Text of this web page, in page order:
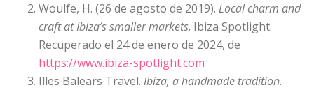
Woulfe, H. (26 de agosto de 2019). Local charm and
craft at Ibiza’s smaller markets. Ibiza Spotlight.
Recuperado el 24 de enero de 2024, de
https://www.ibiza-spotlight.com
Illes Balears Travel. Ibiza, a handmade tradition.